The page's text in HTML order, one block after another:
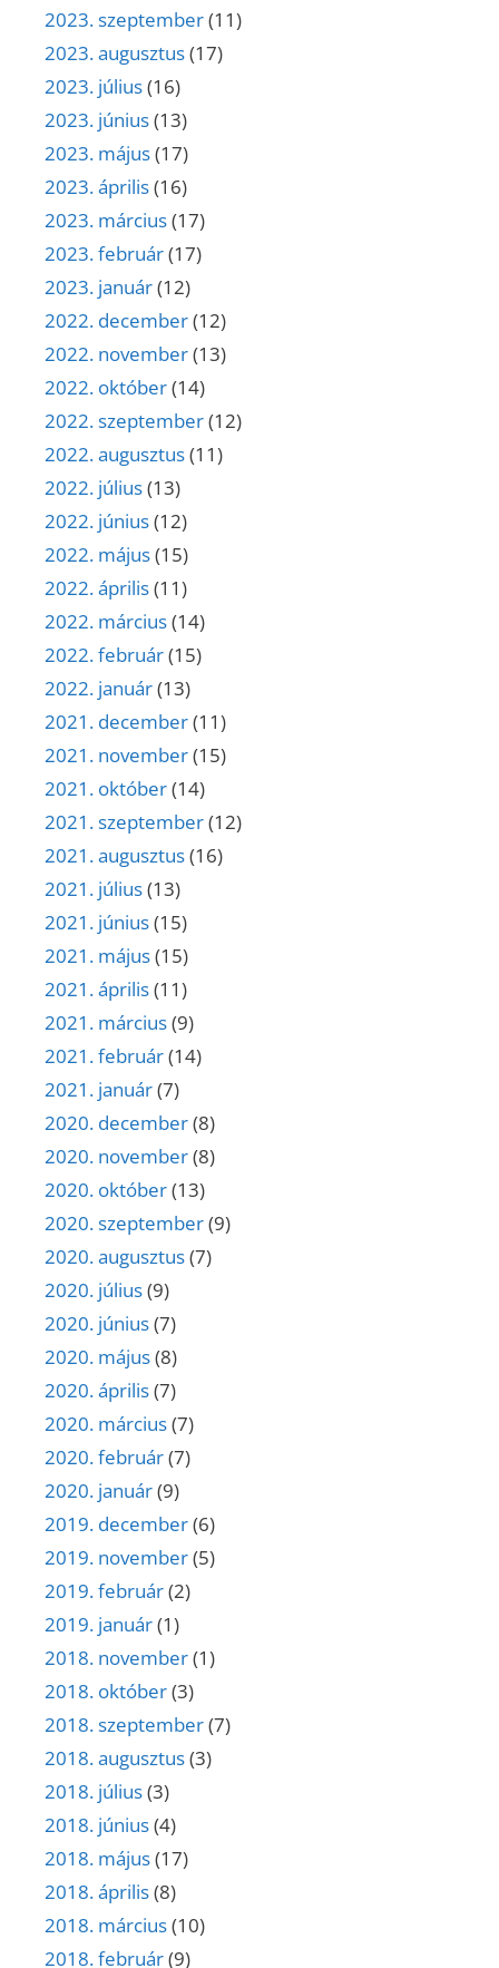
2023. szeptember(11)
2023. augusztus(17)
2023. július(16)
2023. június(13)
2023. május(17)
2023. április(16)
2023. március(17)
2023. február(17)
2023. január(12)
2022. december(12)
2022. november(13)
2022. október(14)
2022. szeptember(12)
2022. augusztus(11)
2022. július(13)
2022. június(12)
2022. május(15)
2022. április(11)
2022. március(14)
2022. február(15)
2022. január(13)
2021. december(11)
2021. november(15)
2021. október(14)
2021. szeptember(12)
2021. augusztus(16)
2021. július(13)
2021. június(15)
2021. május(15)
2021. április(11)
2021. március(9)
2021. február(14)
2021. január(7)
2020. december(8)
2020. november(8)
2020. október(13)
2020. szeptember(9)
2020. augusztus(7)
2020. július(9)
2020. június(7)
2020. május(8)
2020. április(7)
2020. március(7)
2020. február(7)
2020. január(9)
2019. december(6)
2019. november(5)
2019. február(2)
2019. január(1)
2018. november(1)
2018. október(3)
2018. szeptember(7)
2018. augusztus(3)
2018. július(3)
2018. június(4)
2018. május(17)
2018. április(8)
2018. március(10)
2018. február(9)